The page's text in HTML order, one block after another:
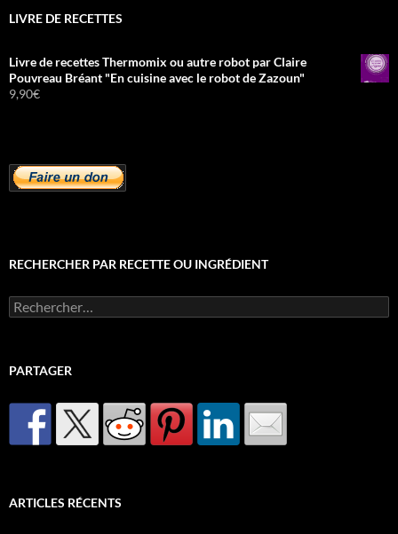
LIVRE DE RECETTES
Livre de recettes Thermomix ou autre robot par Claire
Pouvreau Bréant "En cuisine avec le robot de Zazoun"
9,90€
RECHERCHER PAR RECETTE OU INGRÉDIENT
Rechercher :
PARTAGER
ARTICLES RÉCENTS